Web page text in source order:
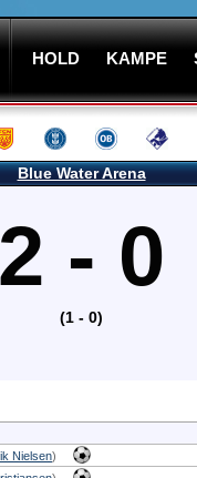
HOLD KAMPE
Blue Water Arena
2 - 0
(1 - 0)
Nielsen)